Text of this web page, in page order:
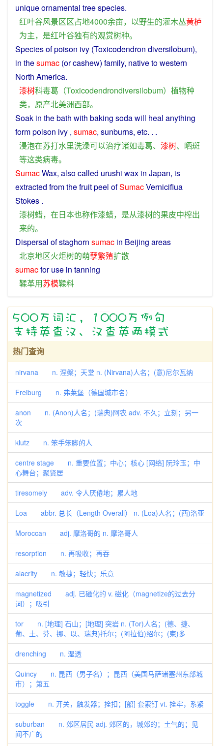
uniqueornamental tree species.
红叶谷风景区区占地4000余亩， 以野生的灌木丛黄栌
为主， 是红叶谷独有的观赏树种。
Speciesofpoison ivy (Toxicodendron diversilobum),
in thesumac (or cashew) family, native towestern
North America.
漆树科毒葛 （Toxicodendrondiversilobum） 植物种
类， 原产北美洲西部。
Soak in thebath with baking sodawill heal anything
formpoison ivy , sumac, sunburns, etc. . .
浸泡在苏打水里洗澡可以治疗诸如毒葛、 漆树、 晒斑
等这类病毒。
SumacWax, also called urushi wax in Japan, is
extracted fromthe fruit peel ofSumacVerniciflua
Stokes .
漆树蜡， 在日本也称作漆蜡， 是从漆树的果皮中榨出
来的。
Dispersal ofstaghorn sumac in Beijing areas
北京地区火炬树的萌孽繁殖扩散
sumacforuse in tanning
鞣革用苏模鞣料
热门查询
nirvana n. 涅槃；天堂 n. (Nirvana)人名；(意)尼尔瓦纳
Freiburg n. 弗莱堡（德国城市名）
anon n. (Anon)人名；(瑞典)阿农 adv. 不久；立刻；另一
次
klutz n. 笨手笨脚的人
centre stage n. 重要位置；中心；核心 [网络] 阮玲玉；中
心舞台；聚贤居
tiresomely adv. 令人厌倦地；累人地
Loa abbr. 总长（Length Overall） n. (Loa)人名；(西)洛亚
Moroccan adj. 摩洛哥的 n. 摩洛哥人
resorption n. 再吸收；再吞
alacrity n. 敏捷；轻快；乐意
magnetized adj. 已磁化的 v. 磁化（magnetize的过去分
词）；吸引
tor n. [地理] 石山；[地理] 突岩 n. (Tor)人名；(德、捷、
葡、土、芬、挪、以、瑞典)托尔；(阿拉伯)绍尔；(柬)多
drenching n. 湿透
Quincy n. 昆西（男子名）；昆西（美国马萨诸塞州东部城
市）；第五
toggle n. 开关，触发器；拴扣；[船] 套索钉 vt. 拴牢，系紧
suburban n. 郊区居民 adj. 郊区的，城郊的；土气的；见
闻不广的